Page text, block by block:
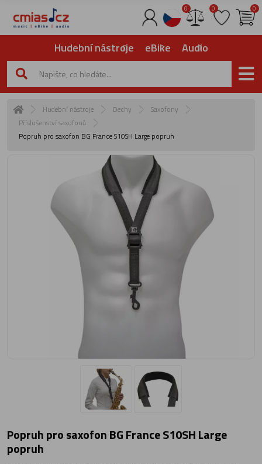
0 0 0
Hudební nástroje eBike Audio
Hudební nástroje Dechy
Saxofony
Příslušenství saxofonů
Popruh pro saxofon BG France S10SH Large popruh
Popruh pro saxofon BG France S10SH Large
popruh